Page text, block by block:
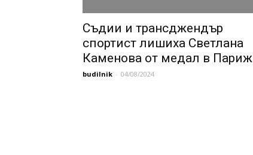
Съдии и трансджендър
спортист лишиха Светлана
Каменова от медал в Париж
budilnik - 04/08/2024